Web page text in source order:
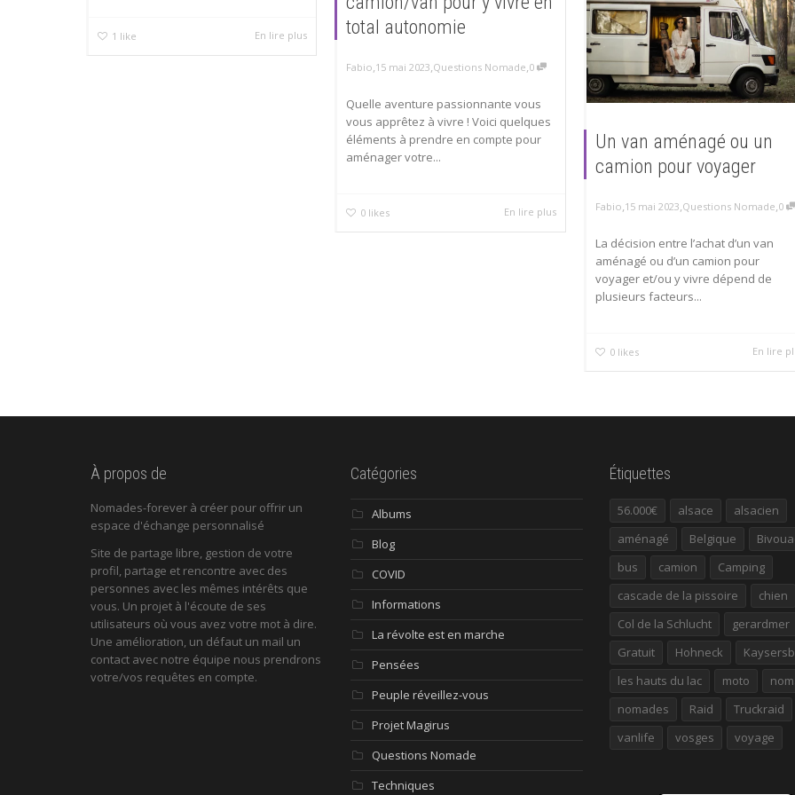
1 like En lire plus
total autonomie
Fabio,15 mai 2023,Questions Nomade,0
Quelle aventure passionnante vous
vous apprêtez à vivre ! Voici quelques
éléments à prendre en compte pour
aménager votre...
0 likes En lire plus
Un van aménagé ou un
camion pour voyager
Fabio,15 mai 2023,Questions Nomade,0
La décision entre l’achat d’un van
aménagé ou d’un camion pour
voyager et/ou y vivre dépend de
plusieurs facteurs...
0 likes En lire
À propos de
Nomades-forever à créer pour offrir un
espace d'échange personnalisé
Site de partage libre, gestion de votre
profil, partage et rencontre avec des
personnes avec les mêmes intérêts que
vous. Un projet à l'écoute de ses
utilisateurs où vous avez votre mot à dire.
Une amélioration, un défaut un mail un
contact avec notre équipe nous prendrons
votre/vos requêtes en compte.
Catégories
Albums
Blog
COVID
Informations
La révolte est en marche
Pensées
Peuple réveillez-vous
Projet Magirus
Questions Nomade
Techniques
Étiquettes
56.000€ alsace
alsacien
aménagé
Belgique
bus
camion
Camping
cascade de la pissoire
chien
Col de la Schlucht
gerardmer
Gratuit
Hohneck
les hauts du lac
moto
nomades
Raid
Truckraid
vanlife
vosges voyage